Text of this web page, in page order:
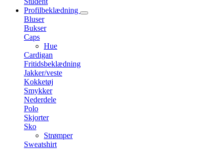
Profilbeklædning
Bluser
Bukser
Caps
Hue
Cardigan
Fritidsbeklædning
Jakker/veste
Kokketøj
Smykker
Nederdele
Polo
Skjorter
Sko
Strømper
Sweatshirt